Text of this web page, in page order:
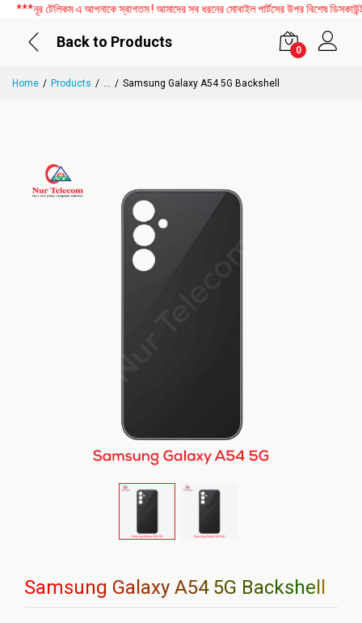
টেলিকম এ আপনাকে স্বাগতম ! আমাদের সব ধরনের মোবাইল পার্টসের উপর বিশেষ
Back to Products
0
Home Products ... Samsung Galaxy A54 5G Backshell
Samsung Galaxy A54 5G Backshell